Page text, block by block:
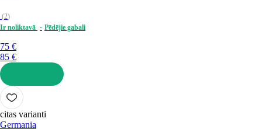
(2)
Ir noliktavā
Pēdējie gabali
75 €
85 €
LIKT GROZĀ
citas varianti
Germania